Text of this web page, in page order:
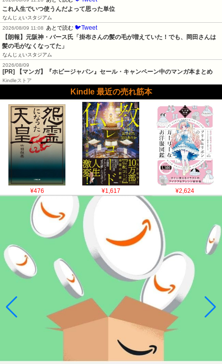
これ人生でいつ使うんだよって思った単位
なんじぇいスタジアム
2026/08/09 11:08
あとで読む 🐦Tweet
【朗報】元阪神・バース氏「掛布さんの髪の毛が増えていた！でも、岡田さんは
髪の毛がなくなってた」
なんじぇいスタジアム
2026/08/09
[PR] 【マンガ】『ホビージャパン』セール・キャンペーン中のマンガ本まとめ
Kindleストア
Kindle 最近の売れ筋本
¥476 ¥1,617 ¥2,624